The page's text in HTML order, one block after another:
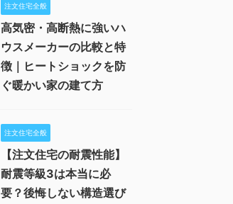
注文住宅全般
高気密・高断熱に強いハ
ウスメーカーの比較と特
徴｜ヒートショックを防
ぐ暖かい家の建て方
注文住宅全般
【注文住宅の耐震性能】
耐震等級3は本当に必
要？後悔しない構造選び